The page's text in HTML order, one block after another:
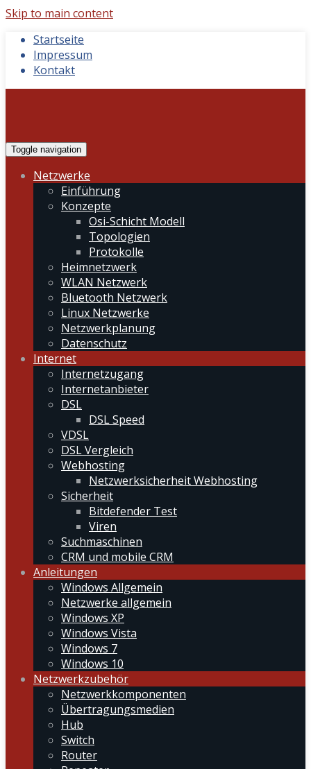
Skip to main content
Startseite
Impressum
Kontakt
Toggle navigation
Netzwerke
Einführung
Konzepte
Osi-Schicht Modell
Topologien
Protokolle
Heimnetzwerk
WLAN Netzwerk
Bluetooth Netzwerk
Linux Netzwerke
Netzwerkplanung
Datenschutz
Internet
Internetzugang
Internetanbieter
DSL
DSL Speed
VDSL
DSL Vergleich
Webhosting
Netzwerksicherheit Webhosting
Sicherheit
Bitdefender Test
Viren
Suchmaschinen
CRM und mobile CRM
Anleitungen
Windows Allgemein
Netzwerke allgemein
Windows XP
Windows Vista
Windows 7
Windows 10
Netzwerkzubehör
Netzwerkkomponenten
Übertragungsmedien
Hub
Switch
Router